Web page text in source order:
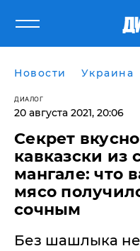
Новости Украина
ДИАЛОГ
20 августа 2021, 20:06
Секрет
кавказски из
мангале: что
мясо
сочным
Без шашлыка